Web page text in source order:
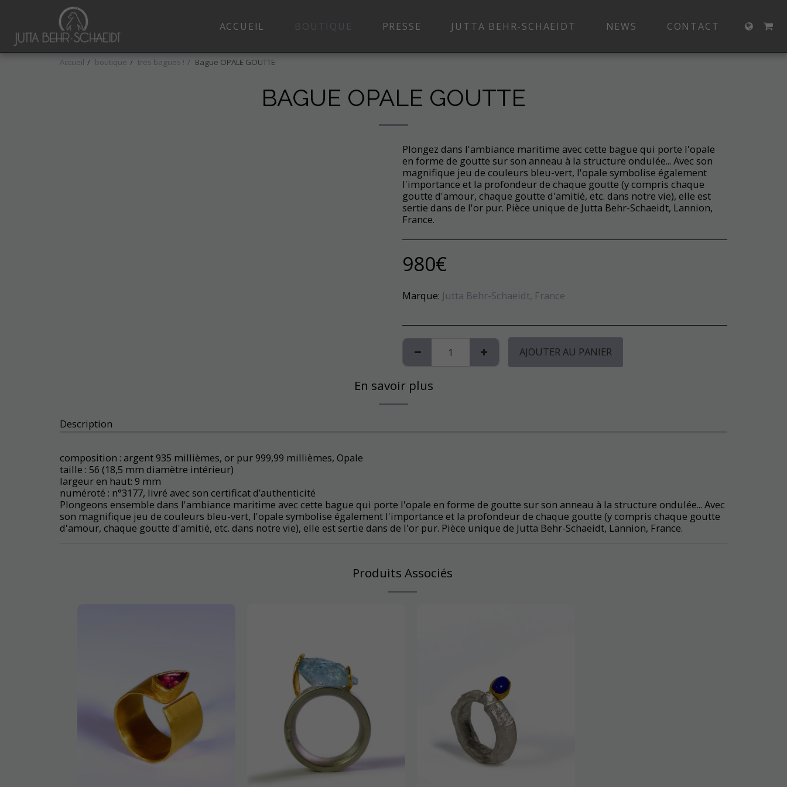
ACCUEIL BOUTIQUE PRESSE JUTTA BEHR-SCHAEIDT NEWS CONTACT
Accueil boutique tres bagues ! Bague OPALE GOUTTE
BAGUE OPALE GOUTTE
Plongez dans l'ambiance maritime avec cette bague qui porte l'opale
en forme de goutte sur son anneau à la structure ondulée... Avec son
magnifique jeu de couleurs bleu-vert, l'opale symbolise également
l'importance et la profondeur de chaque goutte (y compris chaque
goutte d'amour, chaque goutte d'amitié, etc. dans notre vie), elle est
sertie dans de l'or pur. Pièce unique de Jutta Behr-Schaeidt, Lannion,
France.
980€
Marque: Jutta Behr-Schaeidt, France
AJOUTER AU PANIER
En savoir plus
Description
composition : argent 935 millièmes, or pur 999,99 millièmes, Opale
taille : 56 (18,5 mm diamètre intérieur)
largeur en haut: 9 mm
numéroté : n°3177, livré avec son certificat d’authenticité
Plongeons ensemble dans l'ambiance maritime avec cette bague qui porte l'opale en forme de goutte sur son anneau à la structure ondulée... Avec
son magnifique jeu de couleurs bleu-vert, l'opale symbolise également l'importance et la profondeur de chaque goutte (y compris chaque goutte
d'amour, chaque goutte d'amitié, etc. dans notre vie), elle est sertie dans de l'or pur. Pièce unique de Jutta Behr-Schaeidt, Lannion, France.
Produits Associés